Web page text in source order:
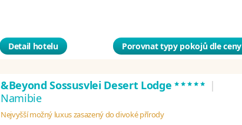
Detail hotelu Porovnat typy pokojů dle ceny
&Beyond Sossusvlei Desert Lodge ***** |
Namibie
Nejvyšší možný luxus zasazený do divoké přírody